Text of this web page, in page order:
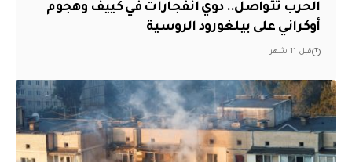
الحرب تتواصل.. دوي انفجارات في كييف وهجوم
أوكراني على بيلغورود الروسية
قبل 11 شهر